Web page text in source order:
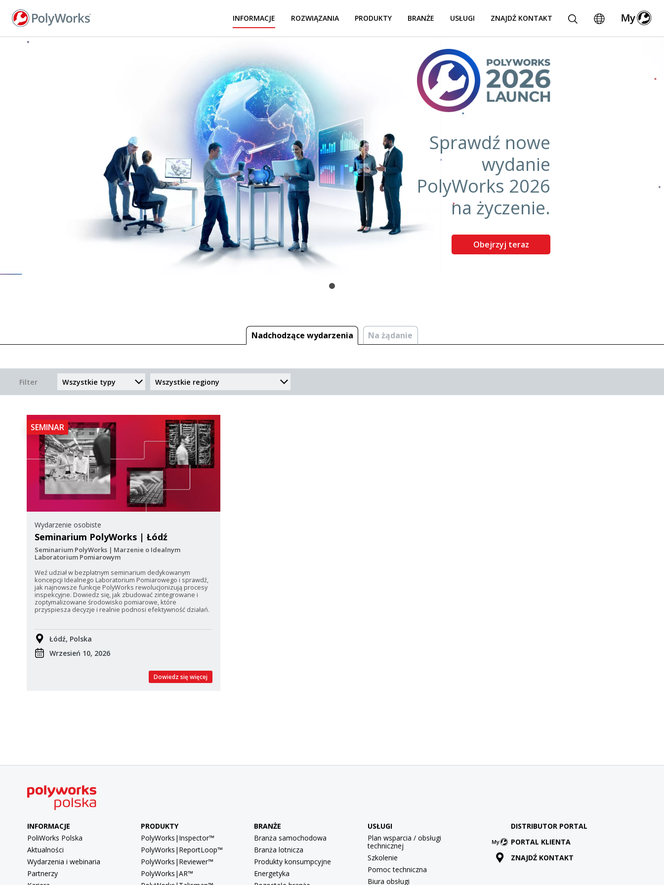
treści
INFORMACJE ROZWIĄZANIA PRODUKTY BRANŻE USŁUGI ZNAJDŹ KONTAKT
Sprawdź nowe
wydanie
PolyWorks 2026
na życzenie.
Obejrzyj teraz
Nadchodzące wydarzenia Na żądanie
Filter
SEMINAR
Wydarzenie osobiste
Seminarium PolyWorks | Łódź
Seminarium PolyWorks | Marzenie o Idealnym
Laboratorium Pomiarowym
Weź udział w bezpłatnym seminarium dedykowanym
koncepcji Idealnego Laboratorium Pomiarowego i sprawdź,
jak najnowsze funkcje PolyWorks rewolucjonizują procesy
inspekcyjne. Dowiedz się, jak zbudować zintegrowane i
zoptymalizowane środowisko pomiarowe, które
przyspiesza decyzje i realnie podnosi efektywność działań.
Łódź, Polska
Wrzesień 10, 2026
Dowiedz się więcej
INFORMACJE
PoliWorks Polska
Aktualności
Wydarzenia i webinaria
Partnerzy
PRODUKTY
PolyWorks|Inspector™
PolyWorks|ReportLoop™
PolyWorks|Reviewer™
PolyWorks|AR™
BRANŻE
Branża samochodowa
Branża lotnicza
Produkty konsumpcyjne
Energetyka
USŁUGI
Plan wsparcia / obsługi
technicznej
Szkolenie
Pomoc techniczna
Biura obsługi
DISTRIBUTOR PORTAL
PORTAL KLIENTA
ZNAJDŹ KONTAKT